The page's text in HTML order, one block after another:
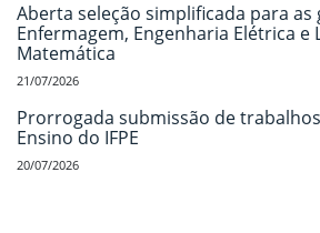
Aberta seleção simplificada para as
Enfermagem, Engenharia Elétrica e
Matemática
21/07/2026
Prorrogada submissão de
Ensino do IFPE
20/07/2026